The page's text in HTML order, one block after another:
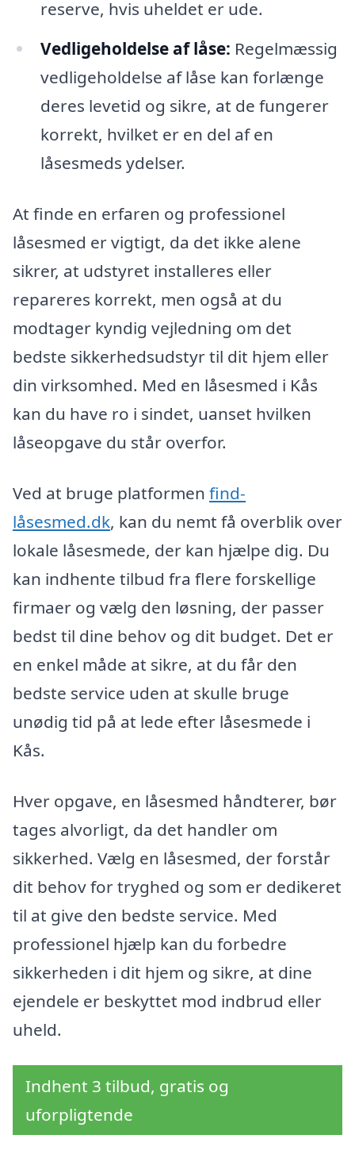
reserve, hvis uheldet er ude.
Vedligeholdelse af låse: Regelmæssig
vedligeholdelse af låse kan forlænge
deres levetid og sikre, at de fungerer
korrekt, hvilket er en del af en
låsesmeds ydelser.
At finde en erfaren og professionel
låsesmed er vigtigt, da det ikke alene
sikrer, at udstyret installeres eller
repareres korrekt, men også at du
modtager kyndig vejledning om det
bedste sikkerhedsudstyr til dit hjem eller
din virksomhed. Med en låsesmed i Kås
kan du have ro i sindet, uanset hvilken
låseopgave du står overfor.
Ved at bruge platformen find-
låsesmed.dk, kan du nemt få overblik over
lokale låsesmede, der kan hjælpe dig. Du
kan indhente tilbud fra flere forskellige
firmaer og vælg den løsning, der passer
bedst til dine behov og dit budget. Det er
en enkel måde at sikre, at du får den
bedste service uden at skulle bruge
unødig tid på at lede efter låsesmede i
Kås.
Hver opgave, en låsesmed håndterer, bør
tages alvorligt, da det handler om
sikkerhed. Vælg en låsesmed, der forstår
dit behov for tryghed og som er dedikeret
til at give den bedste service. Med
professionel hjælp kan du forbedre
sikkerheden i dit hjem og sikre, at dine
ejendele er beskyttet mod indbrud eller
uheld.
Indhent 3 tilbud, gratis og
uforpligtende